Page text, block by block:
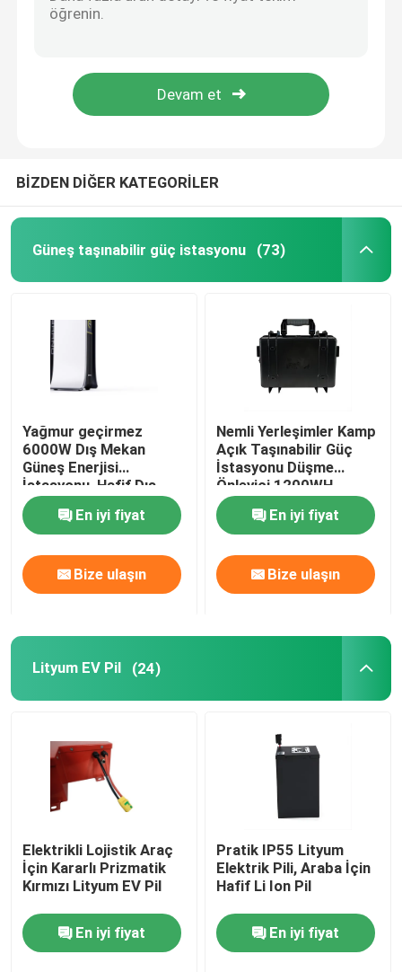
LifeP04 Lityum Pil
Lityum Elektrikli Bisiklet Aküsü
Hibrit solar invertör
Lityum iyon batarya
18650 Lityum Pil
BİZDEN DİĞER KATEGORİLER
Güneş taşınabilir güç istasyonu (73)
Yağmur geçirmez
6000W Dış Mekan
Güneş Enerjisi
İstasyonu, Hafif Dış
Mekan Mobil Güç
Kaynağı En iyi fiyat
Bize ulaşın
Nemli Yerleşimler Kamp
Açık Taşınabilir Güç
İstasyonu Düşme
Önleyici 1200WH
En iyi fiyat
Bize ulaşın
Lityum EV Pil (24)
Elektrikli Lojistik Araç
İçin Kararlı Prizmatik
Kırmızı Lityum EV Pil
En iyi fiyat
Pratik IP55 Lityum
Elektrik Pili, Araba İçin
Hafif Li Ion Pil
En iyi fiyat